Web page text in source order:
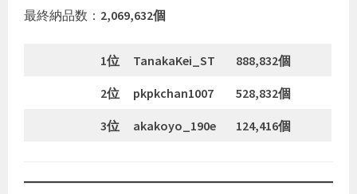
最終納品数： 2,069,632個
1位 TanakaKei_ST 888,832個
2位 pkpkchan1007 528,832個
3位 akakoyo_190e 124,416個